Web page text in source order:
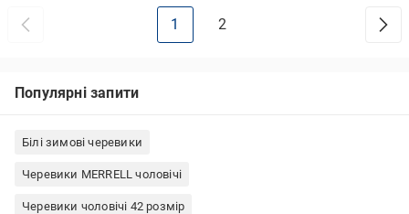
1 2
Популярні запити
Білі зимові черевики
Черевики MERRELL чоловічі
Черевики чоловічі 42 розмір